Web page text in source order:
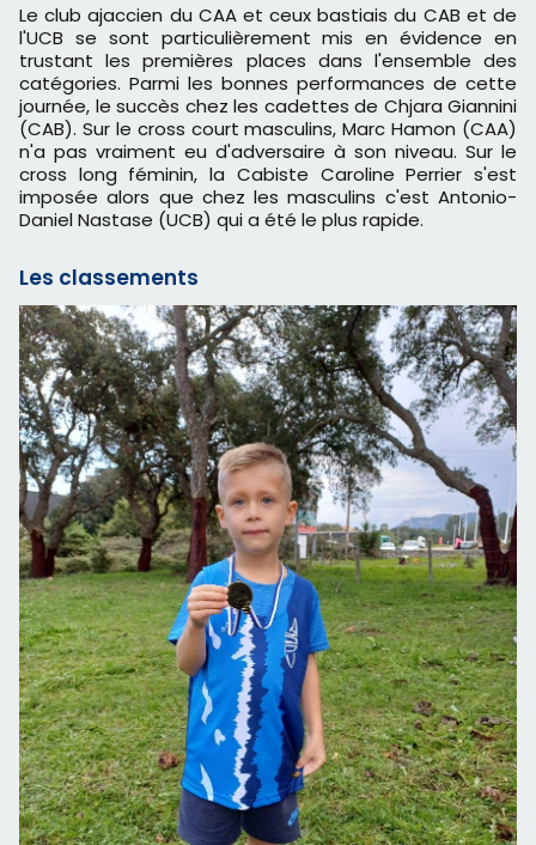
Le club ajaccien du CAA et ceux bastiais du CAB et de
l'UCB se sont particulièrement mis en évidence en
trustant les premières places dans l'ensemble des
catégories. Parmi les bonnes performances de cette
journée, le succès chez les cadettes de Chjara Giannini
(CAB). Sur le cross court masculins, Marc Hamon (CAA)
n'a pas vraiment eu d'adversaire à son niveau. Sur le
cross long féminin, la Cabiste Caroline Perrier s'est
imposée alors que chez les masculins c'est Antonio-
Daniel Nastase (UCB) qui a été le plus rapide.
Les classements